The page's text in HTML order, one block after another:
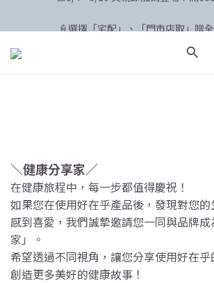
🍦選擇「宅配」、「門市店取」贈
🛸 聯名限定登場
＼健康分享家／
在健康旅程中，每一步都值得慶祝！
如果您在使用好在乎產品後，發現對您
感到喜愛，我們誠摯邀請您一同與品牌
家」。
希望透過不同視角，讓您分享使用好在
創造更多美好的健康故事！